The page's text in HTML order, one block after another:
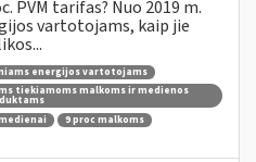
PVM tarifas? Nuo 2019 m.
vartotojams, kaip jie
energijos vartotojams
tiekiamoms malkoms ir medienos
9 proc malkoms